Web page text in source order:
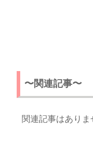
〜関連記事〜
関連記事はありま